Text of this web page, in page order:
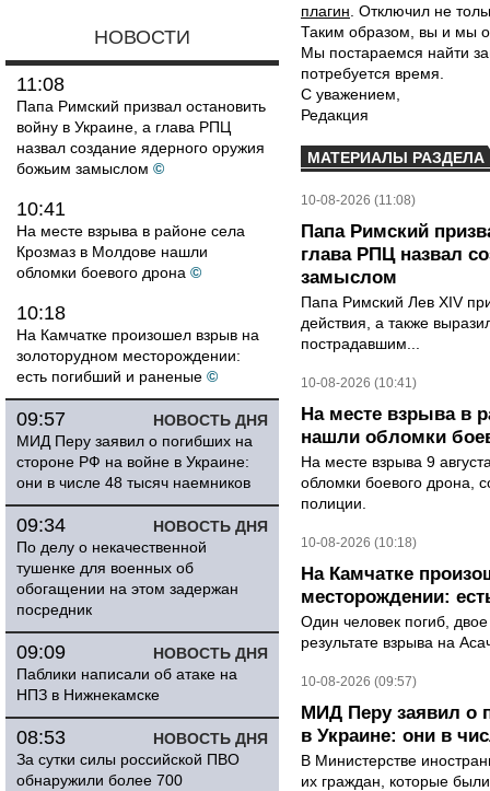
НОВОСТИ
11:08
Папа Римский призвал остановить
войну в Украине, а глава РПЦ
назвал создание ядерного оружия
божьим замыслом ©
10:41
На месте взрыва в районе села
Крозмаз в Молдове нашли
обломки боевого дрона ©
10:18
На Камчатке произошел взрыв на
золоторудном месторождении:
есть погибший и раненые ©
НОВОСТЬ ДНЯ
09:57
МИД Перу заявил о погибших на
стороне РФ на войне в Украине:
они в числе 48 тысяч наемников
НОВОСТЬ ДНЯ
09:34
По делу о некачественной
тушенке для военных об
обогащении на этом задержан
посредник
НОВОСТЬ ДНЯ
09:09
Паблики написали об атаке на
НПЗ в Нижнекамске
НОВОСТЬ ДНЯ
08:53
За сутки силы российской ПВО
обнаружили более 700
плагин . Отключил не
Таким образом, вы и мы
Мы постараемся найти
потребуется время.
С уважением,
Редакция
МАТЕРИАЛЫ РАЗДЕЛА
10-08-2026 (11:08)
Папа Римский
глава РПЦ назвал
замыслом
Папа Римский Лев XIV
действия, а также
пострадавшим...
10-08-2026 (10:41)
На месте взрыва в
нашли обломки
На месте взрыва 9
обломки боевого дрона,
полиции.
10-08-2026 (10:18)
На Камчатке
месторождении:
Один человек погиб,
результате взрыва на
10-08-2026 (09:57)
МИД Перу заявил о
в Украине: они в
В Министерстве
их граждан, которые